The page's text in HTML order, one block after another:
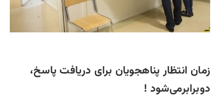
زمان انتظار پناهجویان برای دریافت پاسخ،
دوبرابرمی‌شود !